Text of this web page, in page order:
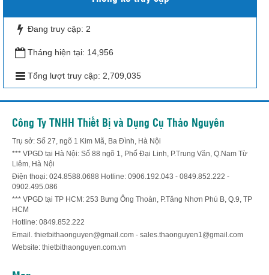
Đang truy cập: 2
Tháng hiện tại: 14,956
Tổng lượt truy cập: 2,709,035
Công Ty TNHH Thiết Bị và Dụng Cụ Thảo Nguyên
Trụ sở: Số 27, ngõ 1 Kim Mã, Ba Đình, Hà Nội
*** VPGD tại Hà Nội: Số 88 ngõ 1, Phố Đại Linh, P.Trung Văn, Q.Nam Từ
Liêm, Hà Nội
Điện thoại: 024.8588.0688 Hotline: 0906.192.043 - 0849.852.222 -
0902.495.086
*** VPGD tại TP HCM: 253 Bưng Ông Thoàn, P.Tăng Nhơn Phú B, Q.9, TP
HCM
Hotline: 0849.852.222
Email. thietbithaonguyen@gmail.com - sales.thaonguyen1@gmail.com
Website: thietbithaonguyen.com.vn